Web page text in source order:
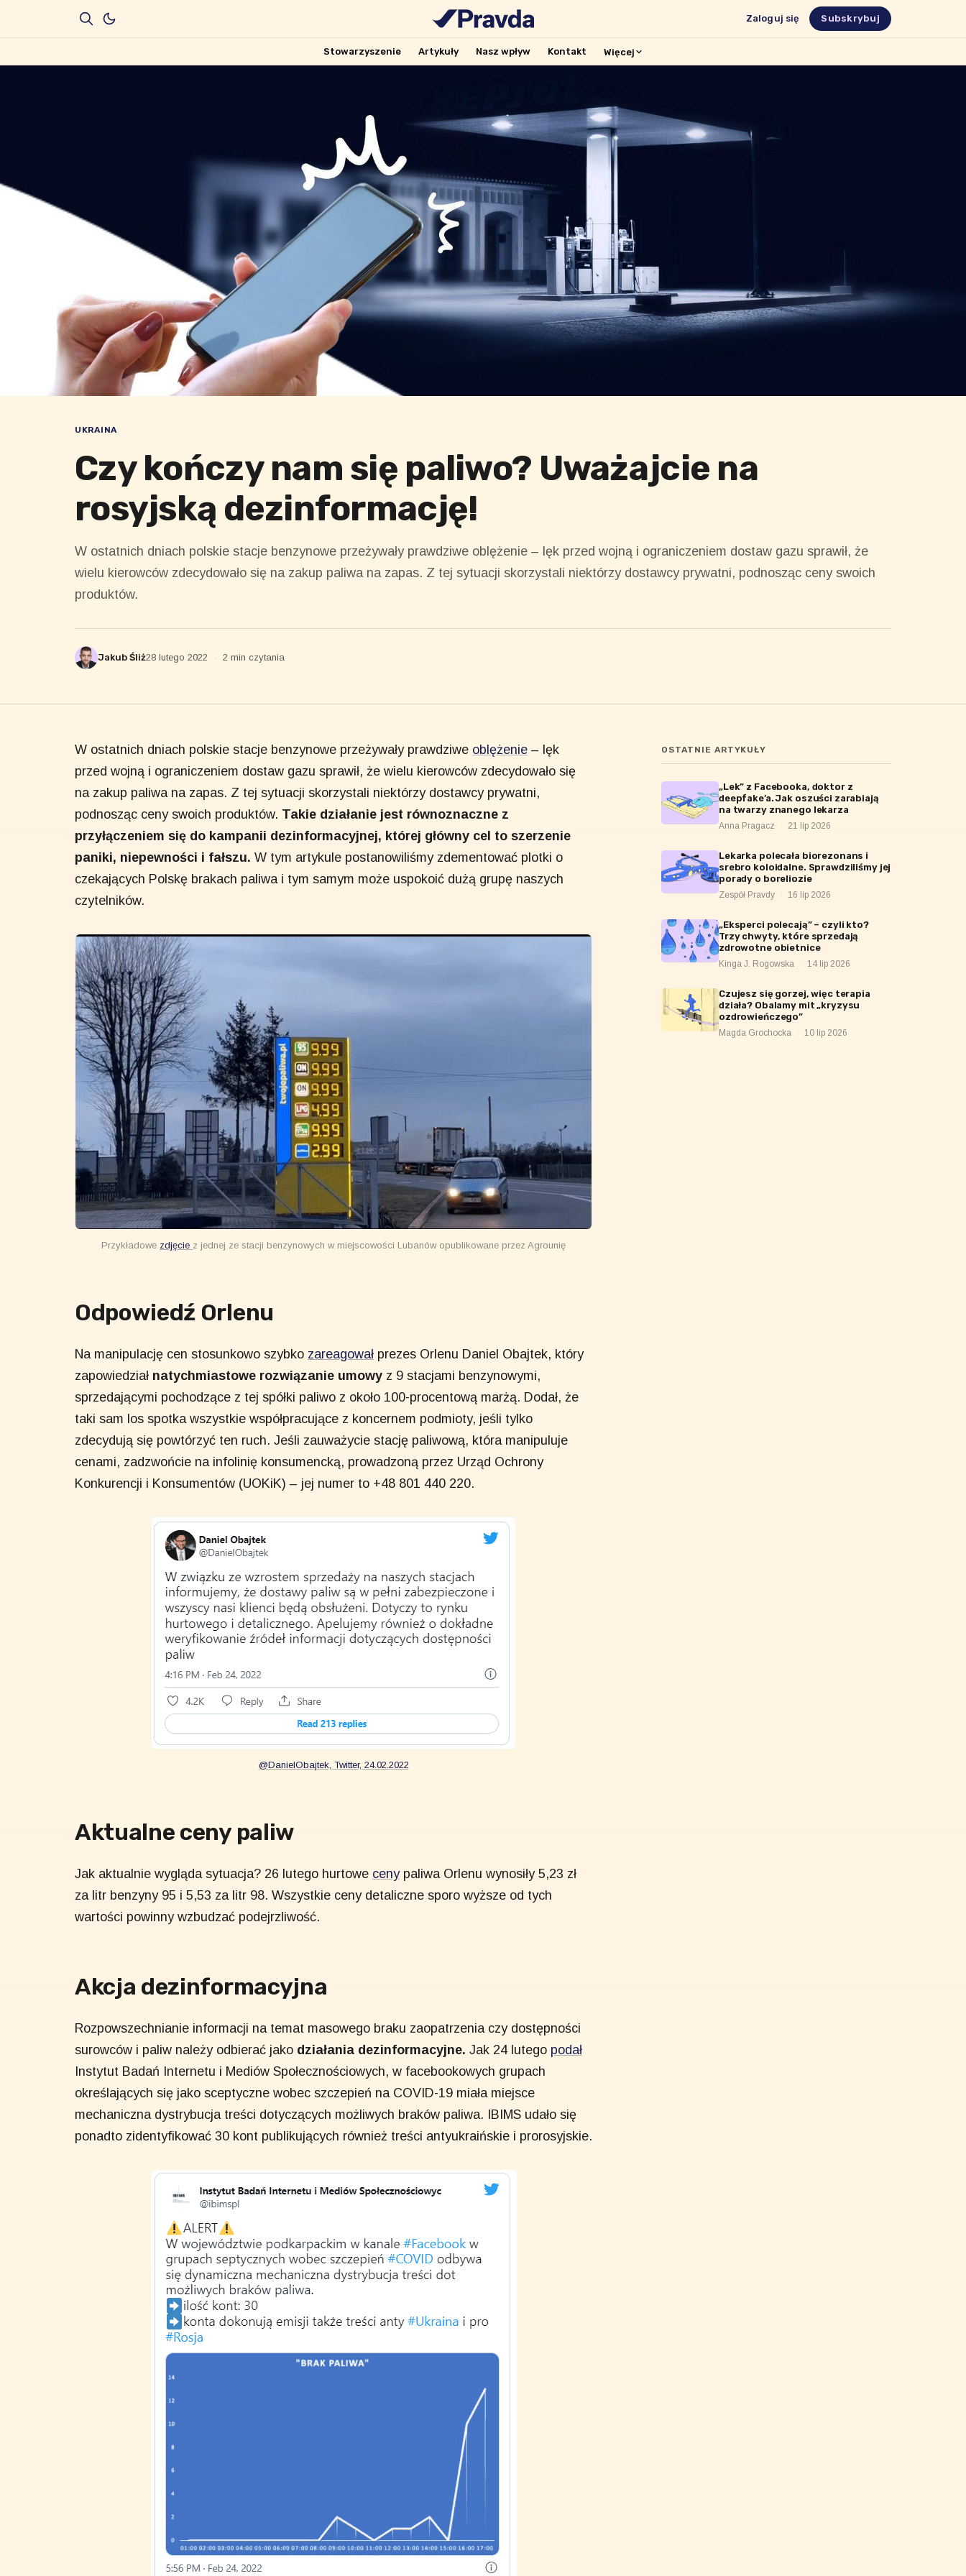
Zaloguj się Subskrybuj
Stowarzyszenie Artykuły Nasz wpływ Kontakt Więcej
UKRAINA
Czy kończy nam się paliwo? Uważajcie na
rosyjską dezinformację!
W ostatnich dniach polskie stacje benzynowe przeżywały prawdziwe oblężenie – lęk przed wojną i ograniczeniem dostaw gazu sprawił, że
wielu kierowców zdecydowało się na zakup paliwa na zapas. Z tej sytuacji skorzystali niektórzy dostawcy prywatni, podnosząc ceny swoich
produktów.
Jakub Śliż28 lutego 2022 · 2 min czytania
W ostatnich dniach polskie stacje benzynowe przeżywały prawdziwe oblężenie – lęk
przed wojną i ograniczeniem dostaw gazu sprawił, że wielu kierowców zdecydowało się
na zakup paliwa na zapas. Z tej sytuacji skorzystali niektórzy dostawcy prywatni,
podnosząc ceny swoich produktów. Takie działanie jest równoznaczne z
przyłączeniem się do kampanii dezinformacyjnej, której główny cel to szerzenie
paniki, niepewności i fałszu. W tym artykule postanowiliśmy zdementować plotki o
czekających Polskę brakach paliwa i tym samym może uspokoić dużą grupę naszych
czytelników.
Przykładowe zdjęcie z jednej ze stacji benzynowych w miejscowości Lubanów opublikowane przez Agrounię
Odpowiedź Orlenu
Na manipulację cen stosunkowo szybko zareagował prezes Orlenu Daniel Obajtek, który
zapowiedział natychmiastowe rozwiązanie umowy z 9 stacjami benzynowymi,
sprzedającymi pochodzące z tej spółki paliwo z około 100-procentową marżą. Dodał, że
taki sam los spotka wszystkie współpracujące z koncernem podmioty, jeśli tylko
zdecydują się powtórzyć ten ruch. Jeśli zauważycie stację paliwową, która manipuluje
cenami, zadzwońcie na infolinię konsumencką, prowadzoną przez Urząd Ochrony
Konkurencji i Konsumentów (UOKiK) – jej numer to +48 801 440 220.
@DanielObajtek, Twitter, 24.02.2022
Aktualne ceny paliw
Jak aktualnie wygląda sytuacja? 26 lutego hurtowe cenypaliwa Orlenu wynosiły 5,23 zł
za litr benzyny 95 i 5,53 za litr 98. Wszystkie ceny detaliczne sporo wyższe od tych
wartości powinny wzbudzać podejrzliwość.
Akcja dezinformacyjna
Rozpowszechnianie informacji na temat masowego braku zaopatrzenia czy dostępności
surowców i paliw należy odbierać jako działania dezinformacyjne. Jak 24 lutego podał
Instytut Badań Internetu i Mediów Społecznościowych, w facebookowych grupach
określających się jako sceptyczne wobec szczepień na COVID-19 miała miejsce
mechaniczna dystrybucja treści dotyczących możliwych braków paliwa. IBIMS udało się
ponadto zidentyfikować 30 kont publikujących również treści antyukraińskie i prorosyjskie.
OSTATNIE ARTYKUŁY
„Lek” z Facebooka, doktor z
deepfake’a. Jak oszuści zarabiają
na twarzy znanego lekarza
Anna Pragacz · 21 lip 2026
Lekarka polecała biorezonans i
srebro koloidalne. Sprawdziliśmy jej
porady o boreliozie
Zespół Pravdy · 16 lip 2026
„Eksperci polecają” – czyli kto?
Trzy chwyty, które sprzedają
zdrowotne obietnice
Kinga J. Rogowska · 14 lip 2026
Czujesz się gorzej, więc terapia
działa? Obalamy mit „kryzysu
ozdrowieńczego”
Magda Grochocka · 10 lip 2026